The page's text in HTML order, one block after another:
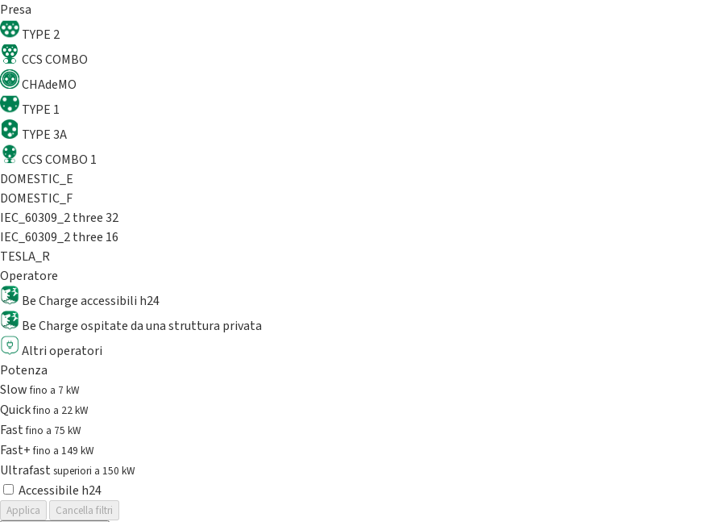
Presa
TYPE 2
CCS COMBO
CHAdeMO
TYPE 1
TYPE 3A
CCS COMBO 1
DOMESTIC_E
DOMESTIC_F
IEC_60309_2 three 32
IEC_60309_2 three 16
TESLA_R
Operatore
Be Charge accessibili h24
Be Charge ospitate da una struttura privata
Altri operatori
Potenza
Slowfino a 7 kW
Quickfino a 22 kW
Fastfino a 75 kW
Fast+fino a 149 kW
Ultrafast superiori a 150 kW
Accessibile h24
Applica
Cancella filtri